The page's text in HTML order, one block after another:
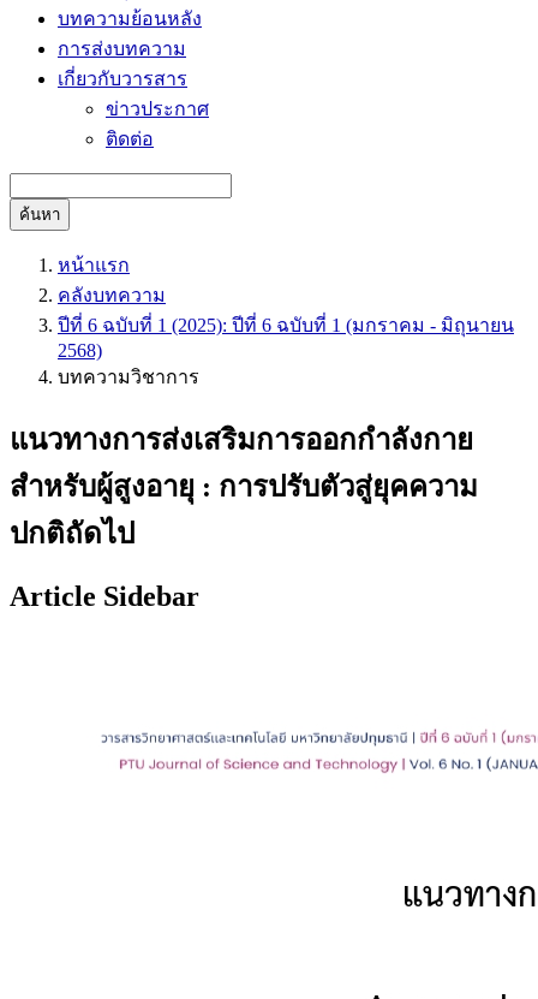
บทความย้อนหลัง
การส่งบทความ
เกี่ยวกับวารสาร
ข่าวประกาศ
ติดต่อ
ค้นหา
หน้าแรก
คลังบทความ
ปีที่ 6 ฉบับที่ 1 (2025): ปีที่ 6 ฉบับที่ 1 (มกราคม - มิถุนายน
2568)
บทความวิชาการ
แนวทางการส่งเสริมการออกกำลังกาย
สำหรับผู้สูงอายุ : การปรับตัวสู่ยุคความ
ปกติถัดไป
Article Sidebar